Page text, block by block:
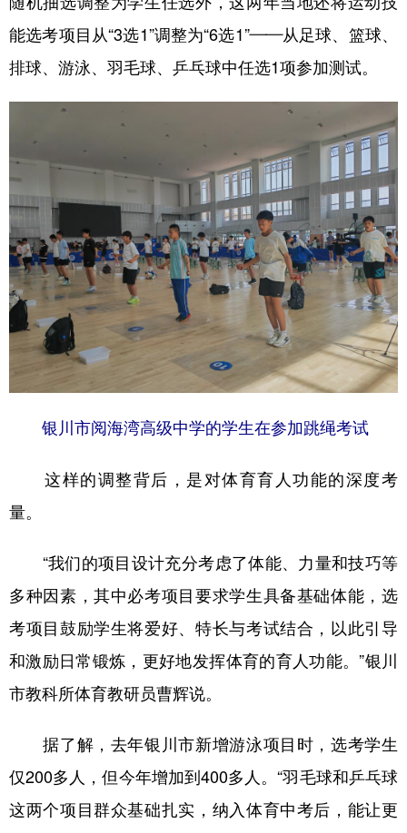
能选考项目从“3选1”调整为“6选1”——从足球、篮球、
排球、游泳、羽毛球、乒乓球中任选1项参加测试。
银川市阅海湾高级中学的学生在参加跳绳考试
这样的调整背后，是对体育育人功能的深度考
量。
“我们的项目设计充分考虑了体能、力量和技巧等
多种因素，其中必考项目要求学生具备基础体能，选
考项目鼓励学生将爱好、特长与考试结合，以此引导
和激励日常锻炼，更好地发挥体育的育人功能。”银川
市教科所体育教研员曹辉说。
据了解，去年银川市新增游泳项目时，选考学生
仅200多人，但今年增加到400多人。“羽毛球和乒乓球
这两个项目群众基础扎实，纳入体育中考后，能让更